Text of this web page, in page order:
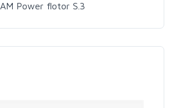
AM Power flotor S.3